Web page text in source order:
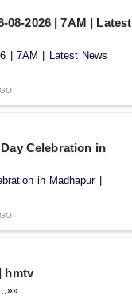
08-2026 | 7AM | Latest
| 7AM | Latest News
Celebration in
in Madhapur |
hmtv